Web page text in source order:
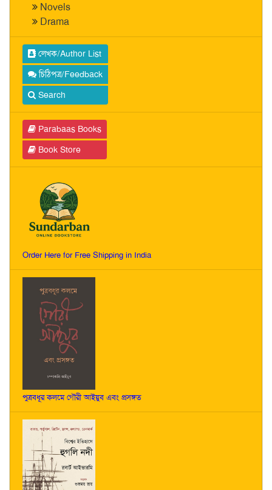
Novels
Drama
লেখক/Author List
চিঠিপত্র/Feedback
Search
Parabaas Books
Book Store
Order Here for Free Shipping in India
পুত্রবধূর কলমে গৌরী আইয়ুব এবং প্রসঙ্গত